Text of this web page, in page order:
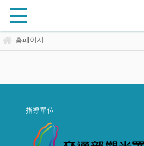
홈페이지
指導單位